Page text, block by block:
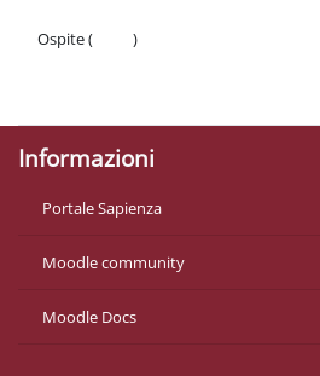
Ospite (
)
Informazioni
Portale Sapienza
Moodle community
Moodle Docs